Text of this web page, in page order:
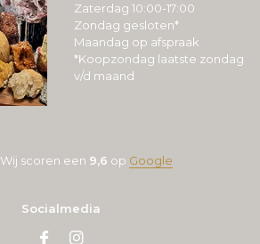
Zaterdag 10:00-17:00
Zondag gesloten*
Maandag op afspraak
*Koopzondag laatste zondag
v/d maand
Wij scoren een 9,6 op Google
Socialmedia